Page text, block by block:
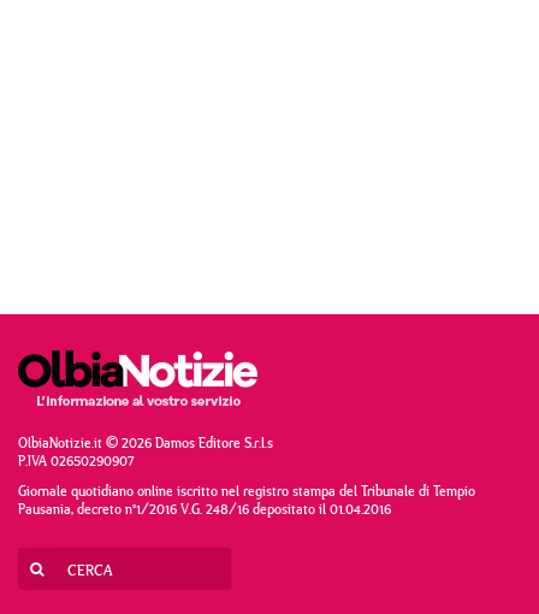
OlbiaNotizie.it © 2026 Damos Editore S.r.l.s
P.IVA 02650290907
Giornale quotidiano online iscritto nel registro stampa del Tribunale di Tempio
Pausania, decreto n°1/2016 V.G. 248/16 depositato il 01.04.2016